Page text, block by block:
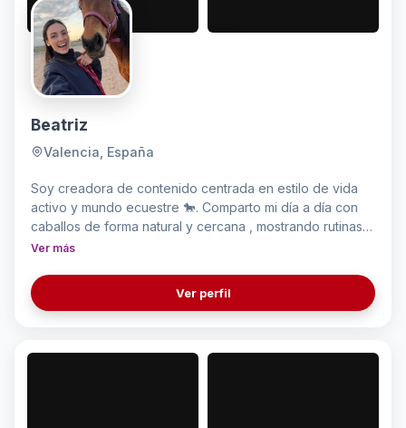
Beatriz
Valencia, España
Soy creadora de contenido centrada en estilo de vida
activo y mundo ecuestre 🐎. Comparto mi día a día con
caballos de forma natural y cercana , mostrando rutinas
reales en el campo. Creo contenido estético y cercano,
momento, mostrando su uso en rutinas y momentos
cotidianos.
Ver más
Ver perfil